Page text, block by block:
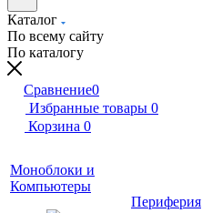
Каталог
По всему сайту
По каталогу
Сравнение0
Избранные товары 0
Корзина 0
Моноблоки и
Компьютеры
Периферия